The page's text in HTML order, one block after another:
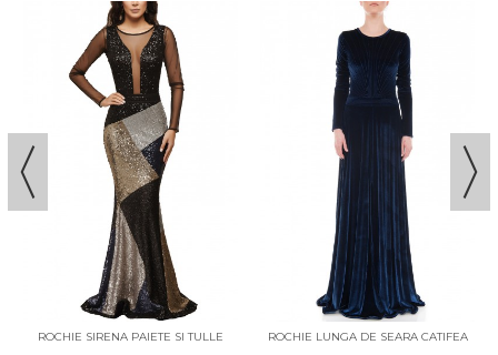
ROCHIE SIRENA PAIETE SI TULLE
ROCHIE LUNGA DE SEARA CATIFEA